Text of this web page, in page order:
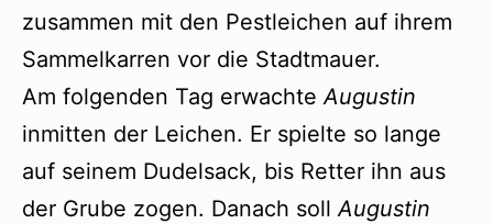
zusammen mit den Pestleichen auf ihrem
Sammelkarren vor die Stadtmauer.
Am folgenden Tag erwachteAugustin
inmitten der Leichen. Er spielte so lange
auf seinem Dudelsack, bis Retter ihn aus
der Grube zogen. Danach sollAugustin